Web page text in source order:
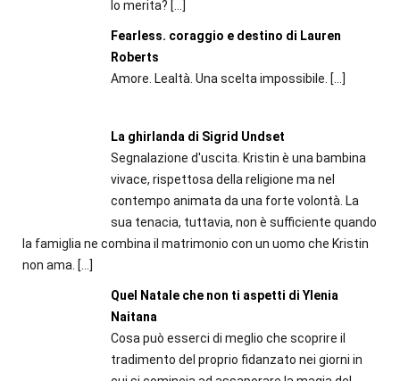
lo merita? […]
Fearless. coraggio e destino di Lauren
Roberts
Amore. Lealtà. Una scelta impossibile. […]
La ghirlanda di Sigrid Undset
Segnalazione d'uscita. Kristin è una bambina
vivace, rispettosa della religione ma nel
contempo animata da una forte volontà. La
sua tenacia, tuttavia, non è sufficiente quando
la famiglia ne combina il matrimonio con un uomo che Kristin
non ama. […]
Quel Natale che non ti aspetti di Ylenia
Naitana
Cosa può esserci di meglio che scoprire il
tradimento del proprio fidanzato nei giorni in